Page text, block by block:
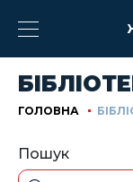
ГОЛОВНА
Пошук